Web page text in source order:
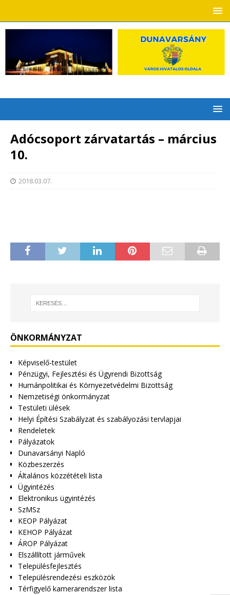
Adócsoport zárvatartás – március
10.
2018.03.07.
ÖNKORMÁNYZAT
Képviselő-testület
Pénzügyi, Fejlesztési és Ügyrendi Bizottság
Humánpolitikai és Környezetvédelmi Bizottság
Nemzetiségi önkormányzat
Testületi ülések
Helyi Építési Szabályzat és szabályozási tervlapjai
Rendeletek
Pályázatok
Dunavarsányi Napló
Közbeszerzés
Általános közzétételi lista
Ügyintézés
Elektronikus ügyintézés
SzMSz
KEOP Pályázat
KEHOP Pályázat
ÁROP Pályázat
Elszállított járművek
Településfejlesztés
Településrendezési eszközök
Térfigyelő kamerarendszer lista